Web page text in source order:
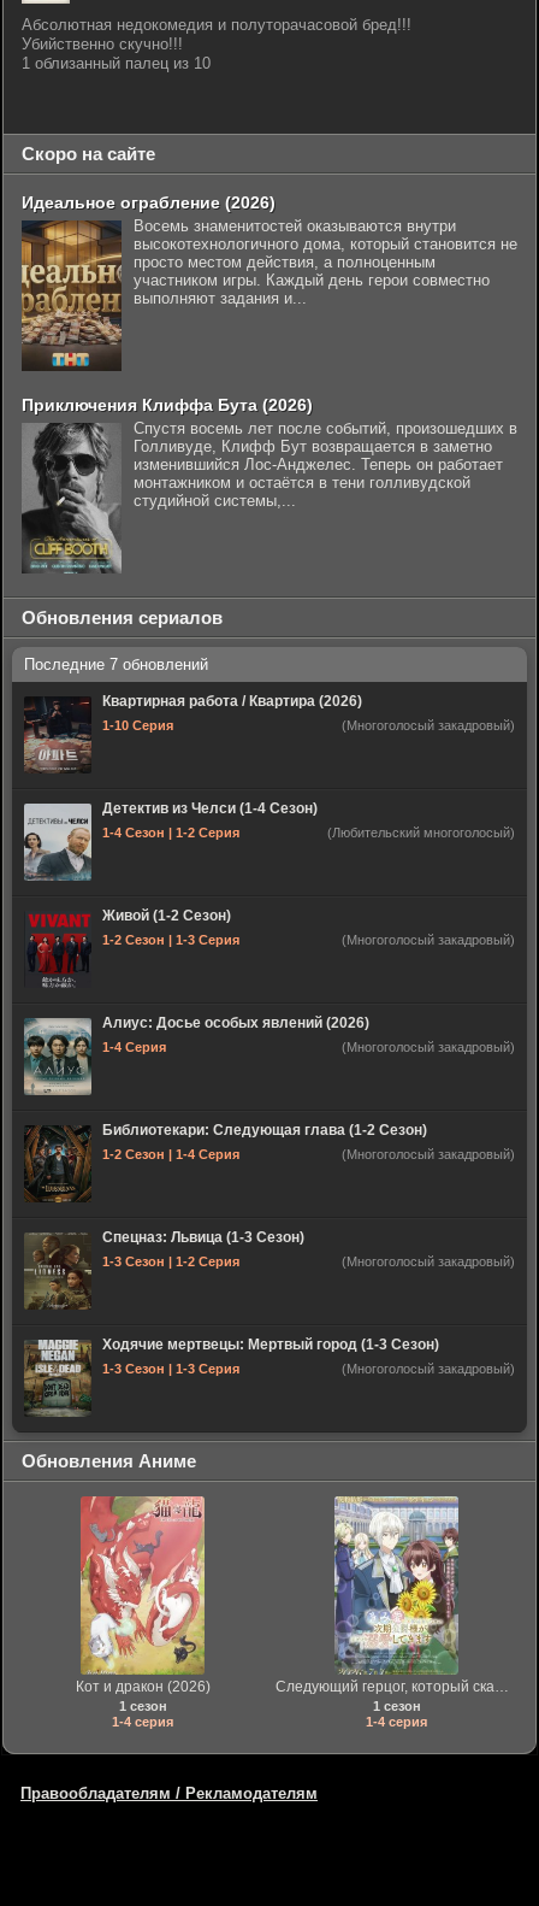
Абсолютная недокомедия и полуторачасовой бред!!!
Убийственно скучно!!!
1 облизанный палец из 10
Скоро на сайте
Идеальное ограбление (2026)
Восемь знаменитостей оказываются внутри
высокотехнологичного дома, который становится не
просто местом действия, а полноценным
участником игры. Каждый день герои совместно
выполняют задания и...
Приключения Клиффа Бута (2026)
Спустя восемь лет после событий, произошедших в
Голливуде, Клифф Бут возвращается в заметно
изменившийся Лос-Анджелес. Теперь он работает
монтажником и остаётся в тени голливудской
студийной системы,...
Обновления сериалов
Квартирная работа / Квартира (2026)
1-10 Серия (Многоголосый закадровый)
Детектив из Челси (1-4 Сезон)
1-4 Сезон | 1-2 Серия (Любительский многоголосый)
Живой (1-2 Сезон)
1-2 Сезон | 1-3 Серия (Многоголосый закадровый)
Алиус: Досье особых явлений (2026)
1-4 Серия (Многоголосый закадровый)
Библиотекари: Следующая глава (1-2 Сезон)
1-2 Сезон | 1-4 Серия (Многоголосый закадровый)
Спецназ: Львица (1-3 Сезон)
1-3 Сезон | 1-2 Серия (Многоголосый закадровый)
Ходячие мертвецы: Мертвый город (1-3 Сезон)
1-3 Сезон | 1-3 Серия (Многоголосый закадровый)
Обновления Аниме
Кот и дракон (2026)
1 сезон
1-4 серия
Следующий герцог, который скажет: «Я не хочу любить тебя», будет любить тебя по какой-то причине (2026)
1 сезон
1-4 серия
Правообладателям / Рекламодателям